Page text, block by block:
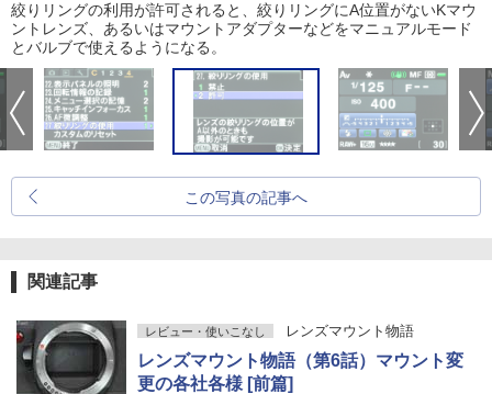
絞りリングの利用が許可されると、絞りリングにA位置がないKマウ
ントレンズ、あるいはマウントアダプターなどをマニュアルモード
とバルブで使えるようになる。
この写真の記事へ
関連記事
レビュー・使いこなし レンズマウント物語
レンズマウント物語（第6話）マウント変
更の各社各様 [前篇]